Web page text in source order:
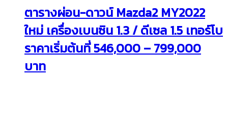
ตารางผ่อน-ดาวน์ Mazda2 MY2022
ใหม่ เครื่องเบนซิน 1.3 / ดีเซล 1.5 เทอร์โบ
ราคาเริ่มต้นที่ 546,000 – 799,000
บาท